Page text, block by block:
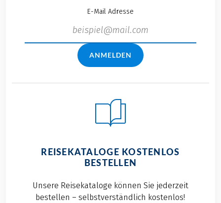
E-Mail Adresse
ANMELDEN
REISEKATALOGE KOSTENLOS
BESTELLEN
Unsere Reisekataloge können Sie jederzeit
bestellen – selbstverständlich kostenlos!